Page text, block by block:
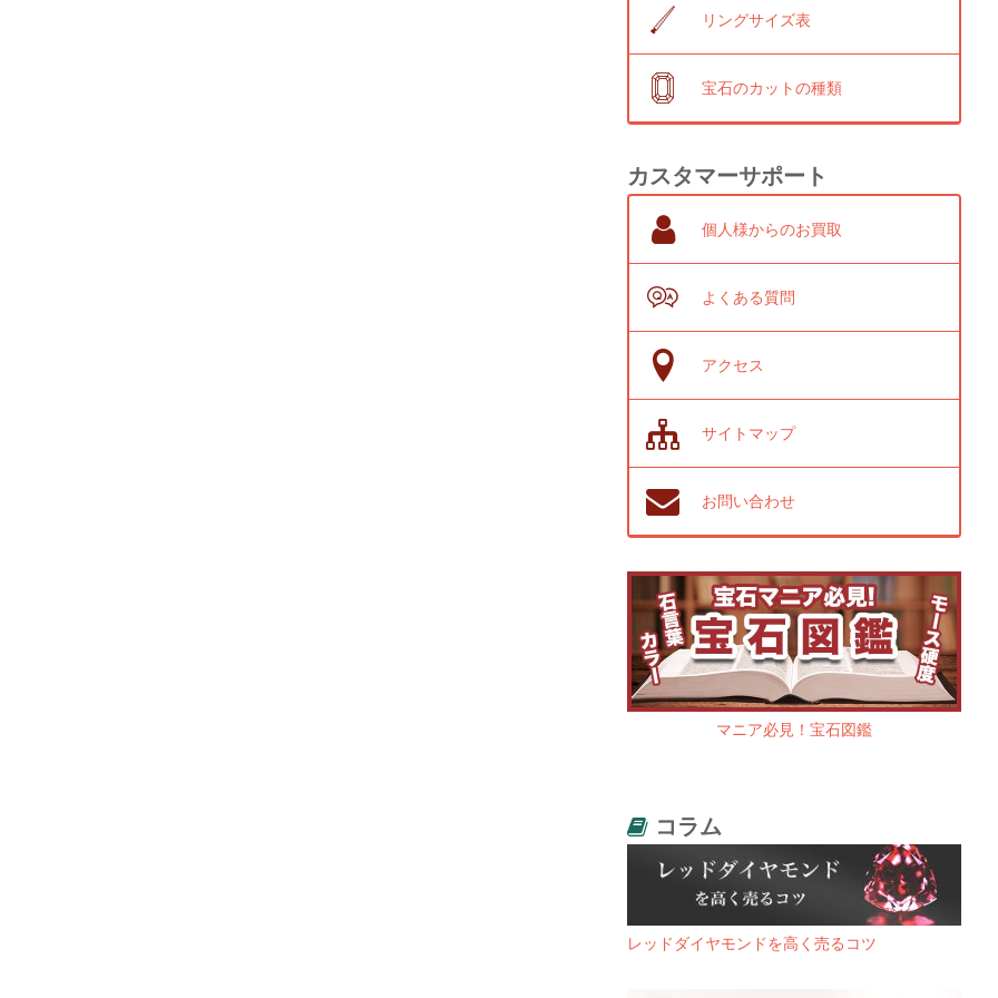
リングサイズ表
宝石のカットの種類
カスタマーサポート
個人様からのお買取
よくある質問
アクセス
サイトマップ
お問い合わせ
マニア必見！宝石図鑑
コラム
レッドダイヤモンドを高く売るコツ